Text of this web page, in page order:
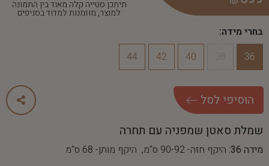
תיתכן סטייה קלה מאוד בין התמונה
למוצר, מוזמנות למדוד בסניפים
בחרי מידה:
36
40
42
44
הוסיפי לסל
שמלת סאטן שמפניה עם תחרה
מידה 36:
היקף חזה- 90-92 ס"מ, היקף מותן- 68 ס"מ